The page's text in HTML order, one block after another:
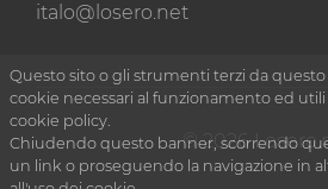
italo@losero.net
© 2026
Questo sito o gli strumenti terzi da questo
cookie necessari al funzionamento ed
cookie policy.
Chiudendo questo banner, scorrendo
un link o proseguendo la navigazione in